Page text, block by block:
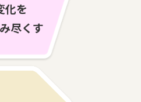
化を
尽くす